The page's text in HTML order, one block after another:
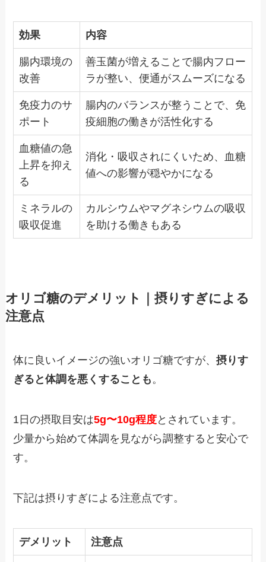
効果 内容
腸内環境の
改善
善玉菌が増えることで腸内フロー
ラが整い、便通がスムーズになる
免疫力のサ
ポート
腸内のバランスが整うことで、免
疫細胞の働きが活性化する
血糖値の急
上昇を抑え
る
消化・吸収されにくいため、血糖
値への影響が穏やかになる
ミネラルの
吸収促進
カルシウムやマグネシウムの吸収
を助ける働きもある
オリゴ糖のデメリット｜摂りすぎによる
注意点
体に良いイメージの強いオリゴ糖ですが、摂りす
ぎると体調を悪くすることも 。
1日の摂取目安は5g〜10g程度とされています。
少量から始めて体調を見ながら調整すると安心で
す。
下記は摂りすぎによる注意点です。
デメリット 注意点